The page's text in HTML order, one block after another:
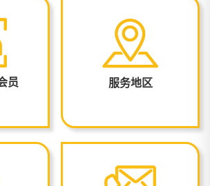
员
服务地区